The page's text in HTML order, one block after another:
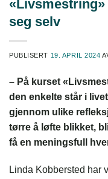
seg selv
PUBLISERT 19. APRIL 2024
– På kurset
den enkelte står i
gjennom ulike
tørre å løfte blikket,
få en meningsfull
Linda Kobbersted har